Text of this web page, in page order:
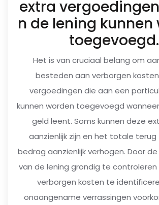
extra
n de lening kunnen
toegevoegd.
Het is van cruciaal belang om
besteden aan verborgen
vergoedingen die aan een
kunnen worden toegevoegd
geld leent. Soms kunnen deze
aanzienlijk zijn en het totale
bedrag aanzienlijk verhogen. Door
van de lening grondig te
verborgen kosten te
onaangename verrassingen